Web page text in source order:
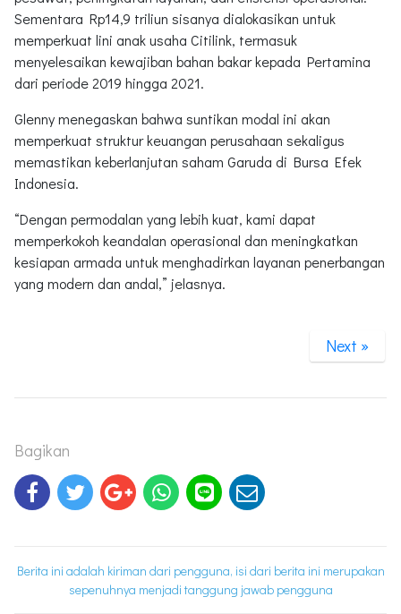
Sementara Rp14,9 triliun sisanya dialokasikan untuk
memperkuat lini anak usaha Citilink, termasuk
menyelesaikan kewajiban bahan bakar kepada Pertamina
dari periode 2019 hingga 2021.
Glenny menegaskan bahwa suntikan modal ini akan
memperkuat struktur keuangan perusahaan sekaligus
memastikan keberlanjutan saham Garuda di Bursa Efek
Indonesia.
“Dengan permodalan yang lebih kuat, kami dapat
memperkokoh keandalan operasional dan meningkatkan
kesiapan armada untuk menghadirkan layanan penerbangan
yang modern dan andal,” jelasnya.
Next »
Bagikan
Berita ini adalah kiriman dari pengguna, isi dari berita ini merupakan
sepenuhnya menjadi tanggung jawab pengguna